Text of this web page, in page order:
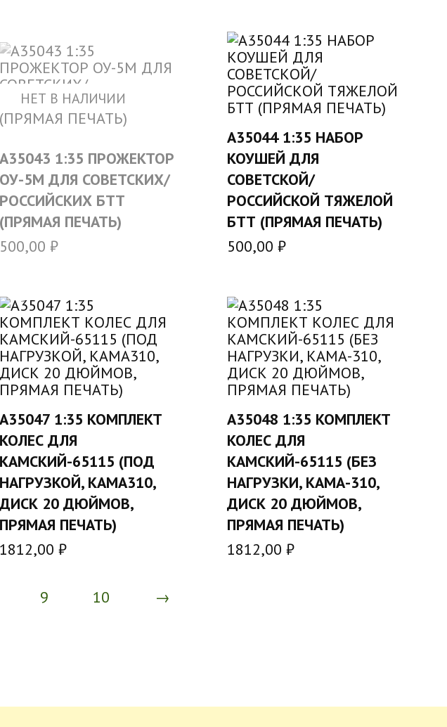
НЕТ В НАЛИЧИИ
A35043 1:35 ПРОЖЕКТОР
ОУ-5М ДЛЯ СОВЕТСКИХ/
РОССИЙСКИХ БТТ
(ПРЯМАЯ ПЕЧАТЬ)
500,00 ₽
В КОРЗИНУ
A35044 1:35 НАБОР
КОУШЕЙ ДЛЯ
СОВЕТСКОЙ/
РОССИЙСКОЙ ТЯЖЕЛОЙ
БТТ (ПРЯМАЯ ПЕЧАТЬ)
500,00 ₽
В КОРЗИНУ
A35047 1:35 КОМПЛЕКТ
КОЛЕС ДЛЯ
КАМСКИЙ-65115 (ПОД
НАГРУЗКОЙ, КАМА310,
ДИСК 20 ДЮЙМОВ,
ПРЯМАЯ ПЕЧАТЬ)
1812,00 ₽
В КОРЗИНУ
A35048 1:35 КОМПЛЕКТ
КОЛЕС ДЛЯ
КАМСКИЙ-65115 (БЕЗ
НАГРУЗКИ, КАМА-310,
ДИСК 20 ДЮЙМОВ,
ПРЯМАЯ ПЕЧАТЬ)
1812,00 ₽
9 10 →